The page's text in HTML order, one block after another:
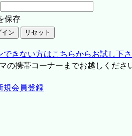
保存
きない方はこちらからお試し下
携帯コーナーまでお越しくださ
規会員登録